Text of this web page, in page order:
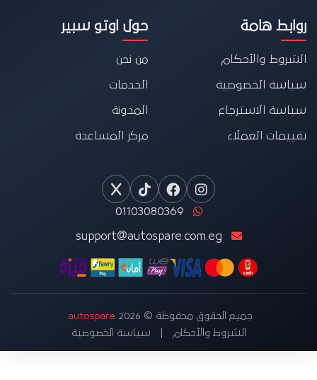
روابط هامة
الشروط والأحكام
سياسة الخصوصية
سياسة الاسترجاع
تقييمات العملاء
حول اوتو سبير
من نحن
الخدمات
المدونة
مركز المساعدة
جميع الحقوق محفوظة © 2026
autospare
الشروط والأحكام
سياسة الخصوصية